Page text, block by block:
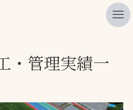
・管理実績一